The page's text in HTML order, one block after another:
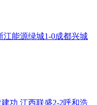
能源绿城1-0成都兴城
功 江西联盛2-2呼和浩